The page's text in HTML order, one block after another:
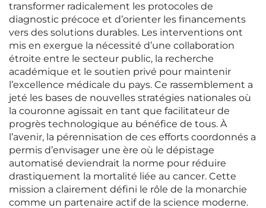
transformer radicalement les protocoles de
diagnostic précoce et d’orienter les financements
vers des solutions durables. Les interventions ont
mis en exergue la nécessité d’une collaboration
étroite entre le secteur public, la recherche
académique et le soutien privé pour maintenir
l’excellence médicale du pays. Ce rassemblement a
jeté les bases de nouvelles stratégies nationales où
la couronne agissait en tant que facilitateur de
progrès technologique au bénéfice de tous. À
l’avenir, la pérennisation de ces efforts coordonnés a
permis d’envisager une ère où le dépistage
automatisé deviendrait la norme pour réduire
drastiquement la mortalité liée au cancer. Cette
mission a clairement défini le rôle de la monarchie
comme un partenaire actif de la science moderne.